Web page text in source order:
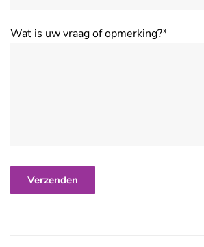
Wat is uw vraag of opmerking?*